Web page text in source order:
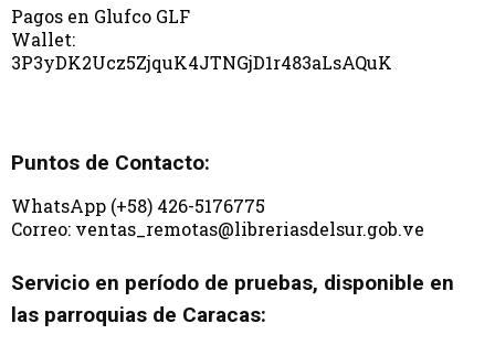
Pagos en Glufco GLF
Wallet:
3P3yDK2Ucz5ZjquK4JTNGjD1r483aLsAQuK
Puntos de Contacto:
WhatsApp (+58) 426-5176775
Correo: ventas_remotas@libreriasdelsur.gob.ve
Servicio en período de pruebas, disponible en
las parroquias de Caracas: